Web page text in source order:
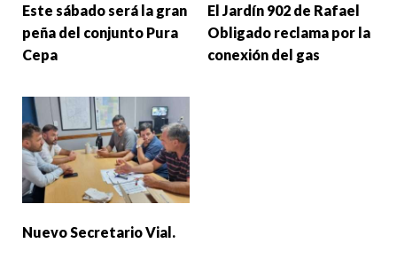
Este sábado será la gran
peña del conjunto Pura
Cepa
El Jardín 902 de Rafael
Obligado reclama por la
conexión del gas
Nuevo Secretario Vial.